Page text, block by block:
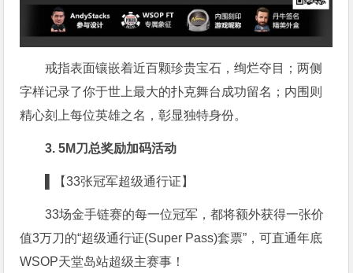
戒指表面镶嵌着近百颗珍贵宝石，绚烂夺目；两侧
字样记录了你于世上最大的扑克舞台成功留名；内围则
精心刻上每位英雄之名，彰显独特身份。
3. 5M刀总奖励加码活动
▌【33张冠军超级通行证】
33场金手链赛的每一位冠军，都将额外获得一张价
值3万刀的“超级通行证(Super Pass)套票”，可直通年底
WSOP天堂岛站超级主赛事！